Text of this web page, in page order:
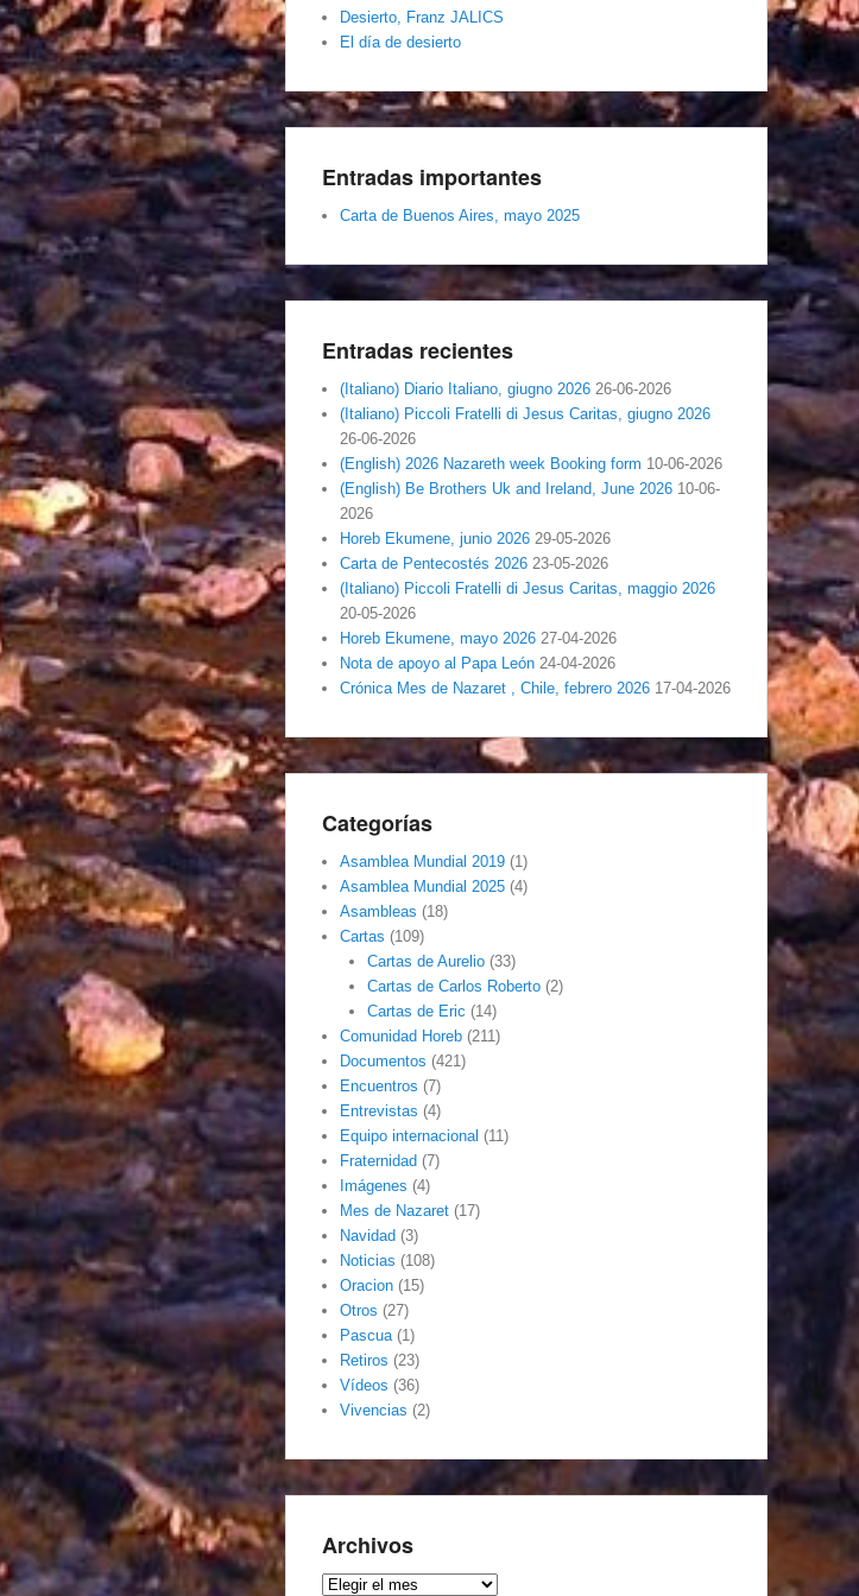
Desierto, Franz JALICS
El día de desierto
Entradas importantes
Carta de Buenos Aires, mayo 2025
Entradas recientes
(Italiano) Diario Italiano, giugno 2026 26-06-2026
(Italiano) Piccoli Fratelli di Jesus Caritas, giugno 2026
26-06-2026
(English) 2026 Nazareth week Booking form 10-06-2026
(English) Be Brothers Uk and Ireland, June 2026 10-06-
2026
Horeb Ekumene, junio 2026 29-05-2026
Carta de Pentecostés 2026 23-05-2026
(Italiano) Piccoli Fratelli di Jesus Caritas, maggio 2026
20-05-2026
Horeb Ekumene, mayo 2026 27-04-2026
Nota de apoyo al Papa León 24-04-2026
Crónica Mes de Nazaret , Chile, febrero 2026 17-04-2026
Categorías
Asamblea Mundial 2019 (1)
Asamblea Mundial 2025 (4)
Asambleas (18)
Cartas (109)
Cartas de Aurelio(33)
Cartas de Carlos Roberto(2)
Cartas de Eric (14)
Comunidad Horeb (211)
Documentos (421)
Encuentros (7)
Entrevistas (4)
Equipo internacional (11)
Fraternidad (7)
Imágenes (4)
Mes de Nazaret (17)
Navidad (3)
Noticias (108)
Oracion (15)
Otros (27)
Pascua(1)
Retiros (23)
Vídeos (36)
Vivencias (2)
Archivos
Archivos